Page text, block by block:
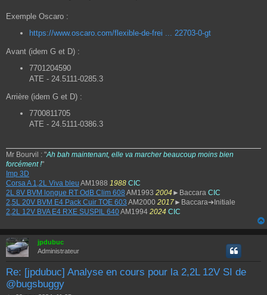
Exemple Oscaro :
https://www.oscaro.com/flexible-de-frei ... 22703-0-gt
Avant (idem G et D) :
7701204590
ATE - 24.5111-0285.3
Arrière (idem G et D) :
7700811705
ATE - 24.5111-0386.3
Mr Bourvil : "Ah bah maintenant, elle va marcher beaucoup moins bien
forcément !"
Imp 3D
Corsa A 1,2L Viva bleu AM1988 1988 CIC
2L 8V BVM longue RT OdB Clim 608 AM1993 2004 ►Baccara CIC
2,5L 20V BVM E4 Pack Cuir TOE 603 AM2000 2017►Baccara➔Initiale
2,2L 12V BVA E4 RXE SUSPIL 640AM1994 2024 CIC
jpdubuc
Administrateur
Re: [jpdubuc] Analyse en cours pour la 2,2L 12V SI de
@bugsbuggy